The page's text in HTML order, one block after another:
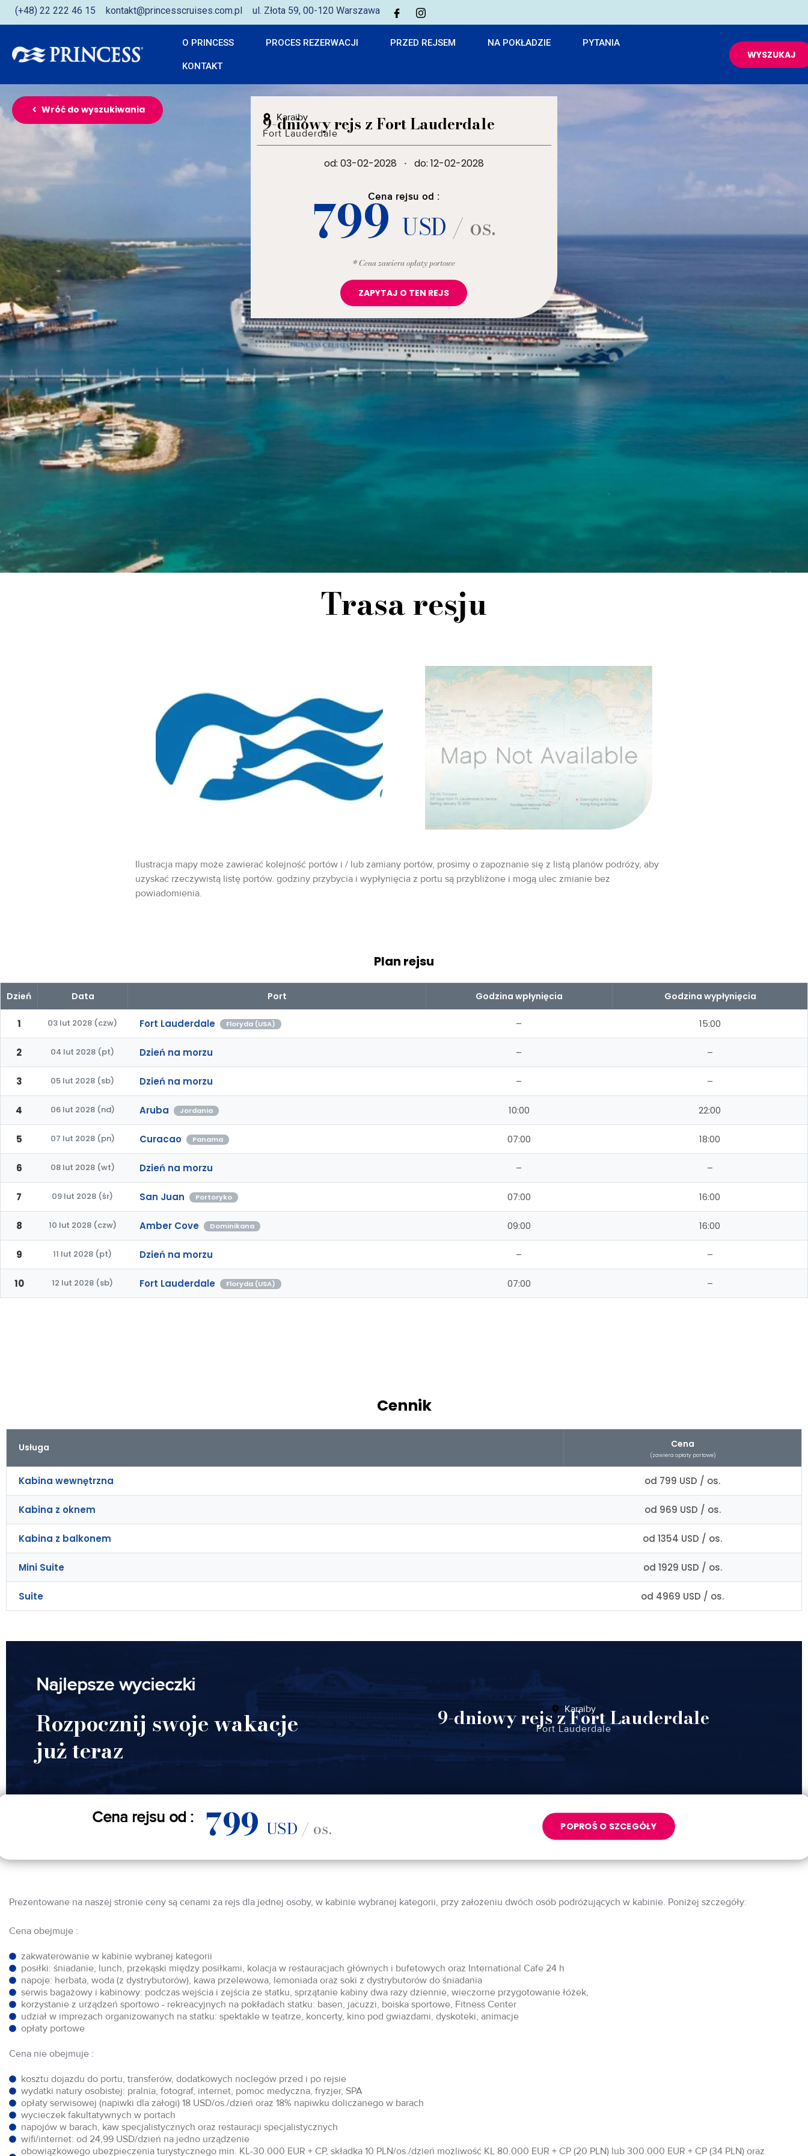
(+48) 22 222 46 15 kontakt@princesscruises.com.pl ul. Złota 59, 00-120 Warszawa
O PRINCESS PROCES REZERWACJI PRZED REJSEM NA POKŁADZIE PYTANIA
KONTAKT
WYSZUKAJ
Wróć do wyszukiwania
Karaiby
9-dniowy rejs z Fort Lauderdale
Fort Lauderdale
od: 03-02-2028 · do: 12-02-2028
Cena rejsu od :
799USD / os.
* Cena zawiera opłaty portowe
ZAPYTAJ O TEN REJS
Trasa resju
Ilustracja mapy może zawierać kolejność portów i / lub zamiany portów, prosimy o zapoznanie się z listą planów podróży, aby
uzyskać rzeczywistą listę portów. godziny przybycia i wypłynięcia z portu są przybliżone i mogą ulec zmianie bez
powiadomienia.
Plan rejsu
Dzień Data Port Godzina wpłynięcia Godzina wypłynięcia
1 03 lut 2028 (czw) Fort Lauderdale Floryda (USA) – 15:00
2 04 lut 2028 (pt) Dzień na morzu – –
3 05 lut 2028 (sb) Dzień na morzu – –
4 06 lut 2028 (nd) Aruba Jordania 10:00 22:00
5 07 lut 2028 (pn) Curacao Panama 07:00 18:00
6 08 lut 2028 (wt) Dzień na morzu – –
7 09 lut 2028 (śr) San Juan Portoryko 07:00 16:00
8 10 lut 2028 (czw) Amber Cove Dominikana 09:00 16:00
9 11 lut 2028 (pt) Dzień na morzu – –
10 12 lut 2028 (sb) Fort Lauderdale Floryda (USA) 07:00 –
Cennik
Usługa Cena
(zawiera opłaty portowe)
Kabina wewnętrzna od 799 USD / os.
Kabina z oknem od 969 USD / os.
Kabina z balkonem od 1354 USD / os.
Mini Suite od 1929 USD / os.
Suite od 4969 USD / os.
Najlepsze wycieczki
Rozpocznij swoje wakacje
już teraz
Karaiby
9-dniowy rejs z Fort Lauderdale
Fort Lauderdale
Cena rejsu od : 799 USD / os. POPROŚ O SZCEGÓŁY
Prezentowane na naszej stronie ceny są cenami za rejs dla jednej osoby, w kabinie wybranej kategorii, przy założeniu dwóch osób podróżujących w kabinie. Poniżej szczegóły:
Cena obejmuje :
zakwaterowanie w kabinie wybranej kategorii
posiłki: śniadanie, lunch, przekąski między posiłkami, kolacja w restauracjach głównych i bufetowych oraz International Cafe 24 h
napoje: herbata, woda (z dystrybutorów), kawa przelewowa, lemoniada oraz soki z dystrybutorów do śniadania
serwis bagażowy i kabinowy: podczas wejścia i zejścia ze statku, sprzątanie kabiny dwa razy dziennie, wieczorne przygotowanie łóżek,
korzystanie z urządzeń sportowo - rekreacyjnych na pokładach statku: basen, jacuzzi, boiska sportowe, Fitness Center
udział w imprezach organizowanych na statku: spektakle w teatrze, koncerty, kino pod gwiazdami, dyskoteki, animacje
opłaty portowe
Cena nie obejmuje :
kosztu dojazdu do portu, transferów, dodatkowych noclegów przed i po rejsie
wydatki natury osobistej: pralnia, fotograf, internet, pomoc medyczna, fryzjer, SPA
opłaty serwisowej (napiwki dla załogi) 18 USD/os./dzień oraz 18% napiwku doliczanego w barach
wycieczek fakultatywnych w portach
napojów w barach, kaw specjalistycznych oraz restauracji specjalistycznych
wifi/internet: od 24,99 USD/dzień na jedno urządzenie
obowiązkowego ubezpieczenia turystycznego min. KL-30.000 EUR + CP, składka 10 PLN/os./dzień możliwość KL 80.000 EUR + CP (20 PLN) lub 300.000 EUR + CP (34 PLN) oraz